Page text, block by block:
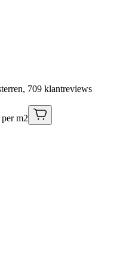
709 klantreviews
m2